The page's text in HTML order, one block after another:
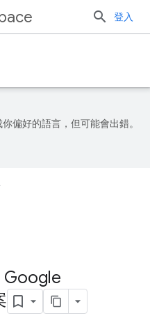
登入
偏好的語言，但可能會出錯。
Google